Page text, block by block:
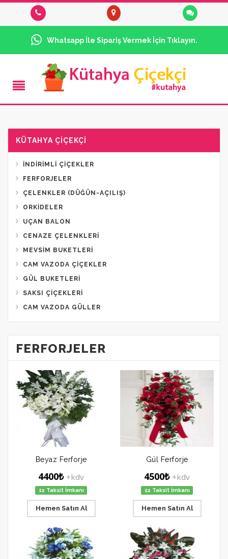
Whatsapp İle Sipariş Vermek İçin Tıklayın.
KÜTAHYA ÇIÇEKÇI
İNDIRIMLI ÇIÇEKLER
FERFORJELER
ÇELENKLER (DÜĞÜN-AÇILIŞ)
ORKIDELER
UÇAN BALON
CENAZE ÇELENKLERI
MEVSIM BUKETLERI
CAM VAZODA ÇIÇEKLER
GÜL BUKETLERI
SAKSI ÇIÇEKLERI
CAM VAZODA GÜLLER
FERFORJELER
Beyaz Ferforje
4400₺ +kdv
12 Taksit İmkanı
Hemen Satın Al
Gül Ferforje
4500₺ +kdv
12 Taksit İmkanı
Hemen Satın Al